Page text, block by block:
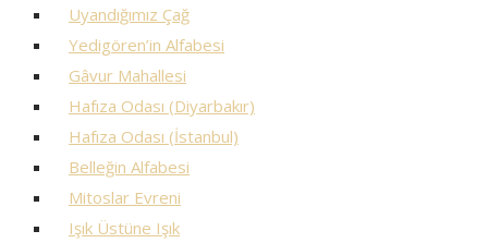
Uyandığımız Çağ
Yedigören’in Alfabesi
Gâvur Mahallesi
Hafıza Odası (Diyarbakır)
Hafıza Odası (İstanbul)
Belleğin Alfabesi
Mitoslar Evreni
Işık Üstüne Işık